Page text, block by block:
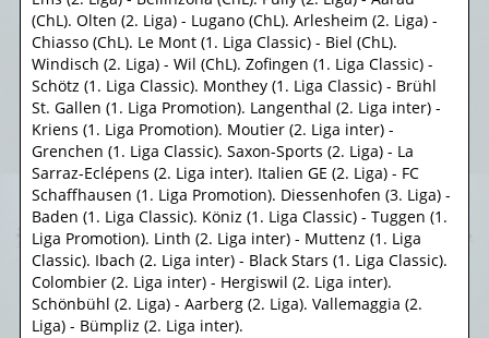
(ChL). Olten (2. Liga) - Lugano (ChL). Arlesheim (2. Liga) -
Chiasso (ChL). Le Mont (1. Liga Classic) - Biel (ChL).
Windisch (2. Liga) - Wil (ChL). Zofingen (1. Liga Classic) -
Schötz (1. Liga Classic). Monthey (1. Liga Classic) - Brühl
St. Gallen (1. Liga Promotion). Langenthal (2. Liga inter) -
Kriens (1. Liga Promotion). Moutier (2. Liga inter) -
Grenchen (1. Liga Classic). Saxon-Sports (2. Liga) - La
Sarraz-Eclépens (2. Liga inter). Italien GE (2. Liga) - FC
Schaffhausen (1. Liga Promotion). Diessenhofen (3. Liga) -
Baden (1. Liga Classic). Köniz (1. Liga Classic) - Tuggen (1.
Liga Promotion). Linth (2. Liga inter) - Muttenz (1. Liga
Classic). Ibach (2. Liga inter) - Black Stars (1. Liga Classic).
Colombier (2. Liga inter) - Hergiswil (2. Liga inter).
Schönbühl (2. Liga) - Aarberg (2. Liga). Vallemaggia (2.
Liga) - Bümpliz (2. Liga inter).